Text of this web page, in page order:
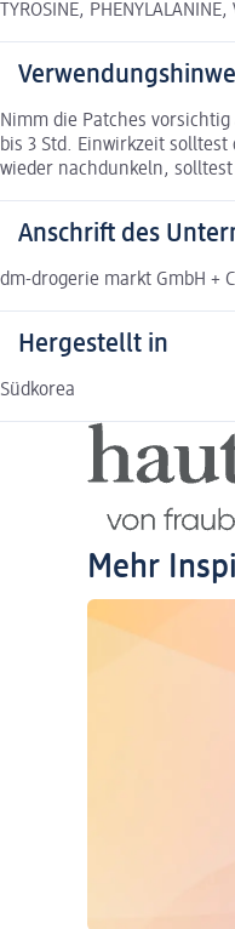
TYROSINE,
Nimm die Patches
bis 3 Std. Einwirkzeit
wieder nachdunkeln,
Anschrift des
dm-drogerie markt GmbH +
Hergestellt in
Südkorea
Mehr